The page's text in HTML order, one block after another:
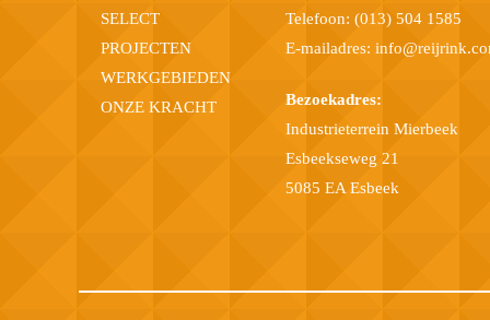
SELECT
PROJECTEN
WERKGEBIEDEN
ONZE KRACHT
Telefoon: (013) 504 1585
E-mailadres:
Bezoekadres:
Industrieterrein Mierbeek
Esbeekseweg 21
5085 EA Esbeek